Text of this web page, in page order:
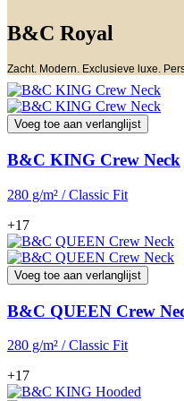
B&C Royal
Zacht. Modern. Exclusieve luxe.
Voeg toe aan verlanglijst
B&C KING Crew Neck
280 g/m² / Classic Fit
+17
Voeg toe aan verlanglijst
B&C QUEEN Crew
280 g/m² / Classic Fit
+17